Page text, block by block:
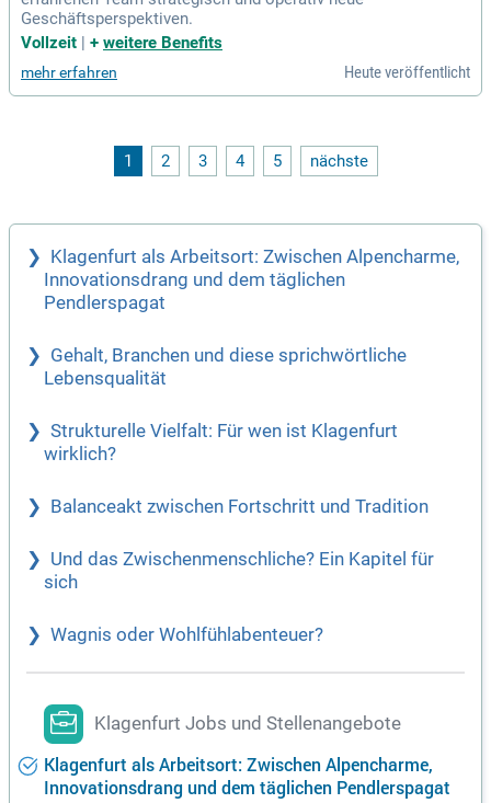
Geschäftsperspektiven.
Vollzeit | + weitere Benefits
mehr erfahren Heute veröffentlicht
1 2 3 4 5 nächste
Klagenfurt als Arbeitsort: Zwischen Alpencharme,
Innovationsdrang und dem täglichen
Pendlerspagat
Gehalt, Branchen und diese sprichwörtliche
Lebensqualität
Strukturelle Vielfalt: Für wen ist Klagenfurt
wirklich?
Balanceakt zwischen Fortschritt und Tradition
Und das Zwischenmenschliche? Ein Kapitel für
sich
Wagnis oder Wohlfühlabenteuer?
Klagenfurt Jobs und Stellenangebote
Klagenfurt als Arbeitsort: Zwischen Alpencharme,
Innovationsdrang und dem täglichen Pendlerspagat